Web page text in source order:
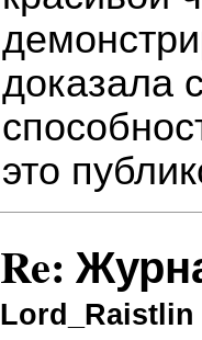
доказала
это
Re:
Lord_Raistlin